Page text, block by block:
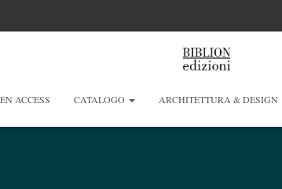
ACCESS CATALOGO ARCHITETTURA & DESIGN